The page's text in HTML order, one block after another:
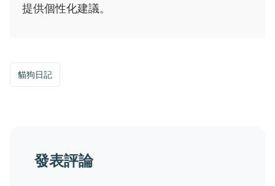
提供個性化建議。
貓狗日記
發表評論